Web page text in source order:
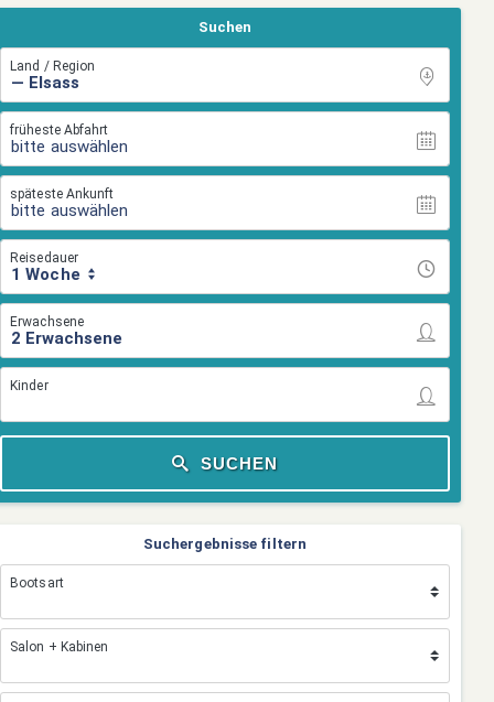
Suchen
Land / Region
früheste Abfahrt
bitte auswählen
späteste Ankunft
bitte auswählen
Reisedauer
1 Woche
Erwachsene
Kinder
SUCHEN
Suchergebnisse filtern
Bootsart
Salon + Kabinen